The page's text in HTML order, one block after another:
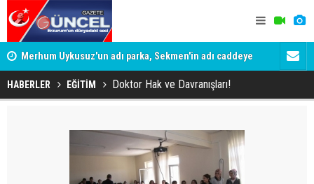
Merhum Uykusuz'un adı parka, Sekmen'in adı caddeye
verildi
HABERLER EĞİTİM Doktor Hak ve Davranışları!